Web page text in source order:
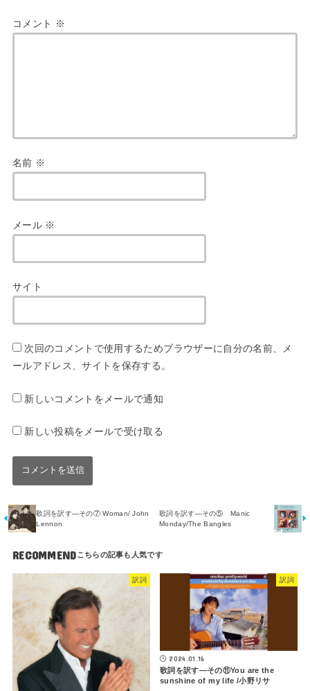
コメント ※
名前 ※
メール ※
サイト
次回のコメントで使用するためブラウザーに自分の名前、メ
ールアドレス、サイトを保存する。
新しいコメントをメールで通知
新しい投稿をメールで受け取る
歌詞を訳す―その⑦ Woman/ John
Lennon
歌詞を訳す―その⑤ Manic
Monday/The Bangles
RECOMMEND
訳詞 訳詞
2024.01.16
歌詞を訳す―その⑪You are the
sunshine of my life /小野リサ